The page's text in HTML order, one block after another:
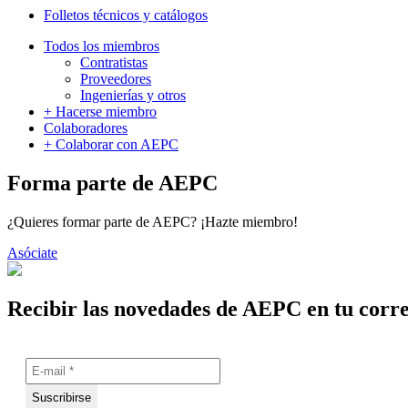
Folletos técnicos y catálogos
Todos los miembros
Contratistas
Proveedores
Ingenierías y otros
+ Hacerse miembro
Colaboradores
+ Colaborar con AEPC
Forma parte de AEPC
¿Quieres formar parte de AEPC? ¡Hazte miembro!
Asóciate
Recibir las novedades de AEPC en tu